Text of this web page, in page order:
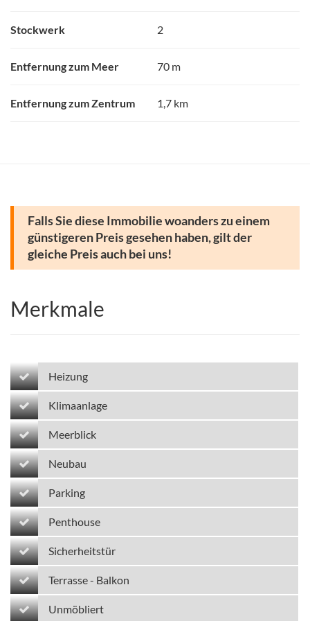
Stockwerk 2
Entfernung zum Meer 70 m
Entfernung zum Zentrum 1,7 km
Falls Sie diese Immobilie woanders zu einem
günstigeren Preis gesehen haben, gilt der
gleiche Preis auch bei uns!
Merkmale
Heizung
Klimaanlage
Meerblick
Neubau
Parking
Penthouse
Sicherheitstür
Terrasse - Balkon
Unmöbliert